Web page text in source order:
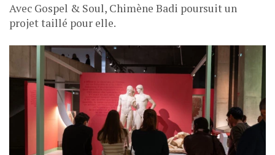
Avec Gospel & Soul, Chimène Badi poursuit un
projet taillé pour elle.